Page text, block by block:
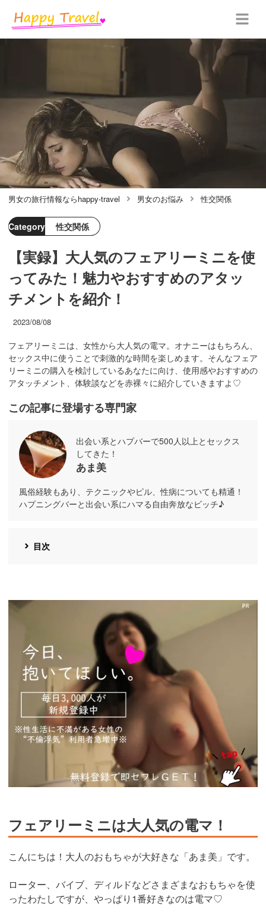
男女の旅行情報ならhappy-travel 男女のお悩み 性交関係
Category 性交関係
【実録】大人気のフェアリーミニを使
ってみた！魅力やおすすめのアタッ
チメントを紹介！
2023/08/08
フェアリーミニは、女性から大人気の電マ。オナニーはもちろん、
セックス中に使うことで刺激的な時間を楽しめます。そんなフェア
リーミニの購入を検討しているあなたに向け、使用感やおすすめの
アタッチメント、体験談などを赤裸々に紹介していきますよ♡
この記事に登場する専門家
出会い系とハプバーで500人以上とセックス
してきた！
あま美
風俗経験もあり、テクニックやピル、性病についても精通！
ハプニングバーと出会い系にハマる自由奔放なビッチ♪
目次
https://pcmax.jp/lp/?
フェアリーミニは大人気の電マ！
こんにちは！大人のおもちゃが大好きな「あま美」です。
ローター、バイブ、ディルドなどさまざまなおもちゃを使
ったわたしですが、やっぱり1番好きなのは電マ♡